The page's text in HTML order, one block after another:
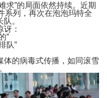
求”的局面依然持续。近期
系列，再次在泡泡玛特全
。
：
”
队”
体的病毒式传播，如同滚雪